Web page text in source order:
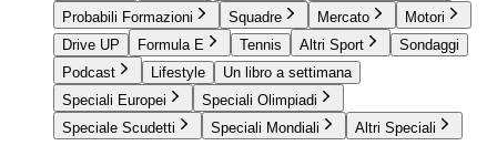
Probabili Formazioni
Squadre Mercato
Motori
Drive UP
Formula E Tennis Altri Sport
Sondaggi
Podcast
Lifestyle
Un libro a settimana
Speciali Europei
Speciali Olimpiadi
Speciale Scudetti
Speciali Mondiali Altri Speciali